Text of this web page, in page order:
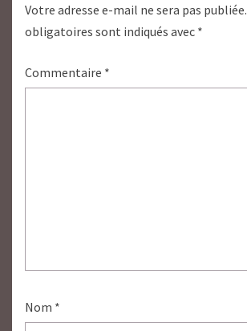
Votre adresse e-mail ne sera pas publiée.
obligatoires sont indiqués avec *
Commentaire *
Nom *